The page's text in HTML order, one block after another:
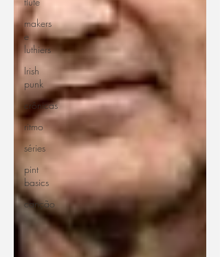
makers
e
luthiers
Irish
punk
crônicas
ritmo
séries
pint
basics
canção